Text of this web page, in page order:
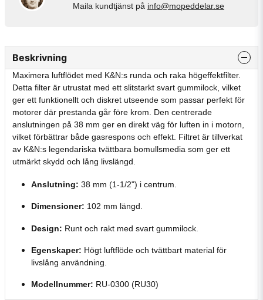
Maila kundtjänst på info@mopeddelar.se
Beskrivning
Maximera luftflödet med K&N:s runda och raka högeffektfilter.
Detta filter är utrustat med ett slitstarkt svart gummilock, vilket
ger ett funktionellt och diskret utseende som passar perfekt för
motorer där prestanda går före krom. Den centrerade
anslutningen på 38 mm ger en direkt väg för luften in i motorn,
vilket förbättrar både gasrespons och effekt. Filtret är tillverkat
av K&N:s legendariska tvättbara bomullsmedia som ger ett
utmärkt skydd och lång livslängd.
Anslutning: 38 mm (1-1/2") i centrum.
Dimensioner: 102 mm längd.
Design: Runt och rakt med svart gummilock.
Egenskaper: Högt luftflöde och tvättbart material för
livslång användning.
Modellnummer: RU-0300 (RU30)